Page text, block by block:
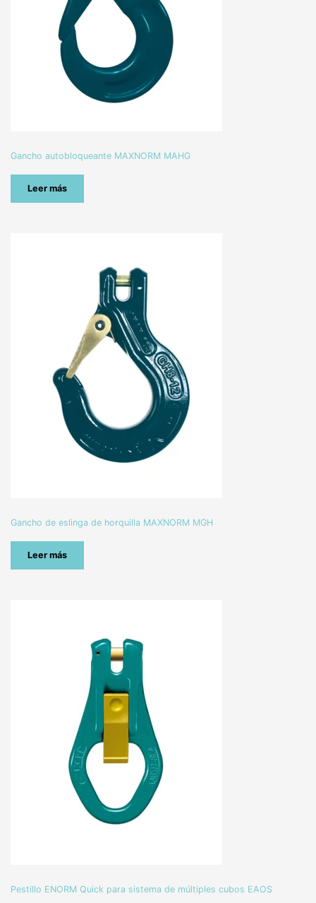
Gancho autobloqueante MAXNORM MAHG
Leer más
Gancho de eslinga de horquilla MAXNORM MGH
Leer más
Pestillo ENORM Quick para sistema de múltiples cubos EAOS